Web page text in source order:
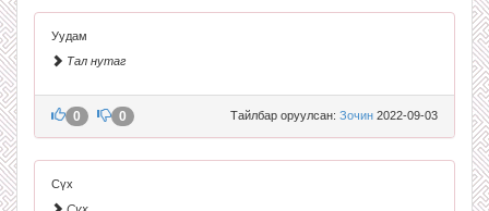
Уудам
Тал нутаг
Тайлбар оруулсан: Зочин 2022-09-03
0 0
Сүх